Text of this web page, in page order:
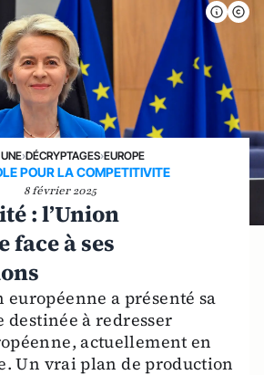
›DÉCRYPTAGES›EUROPE
POUR LA COMPETITIVITE
8 février 2025
: l’Union
face à ses
européenne a présenté sa
à redresser
actuellement en
Un vrai plan de production